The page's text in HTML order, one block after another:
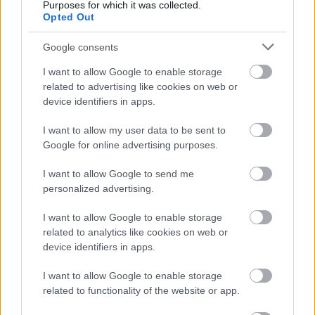
Purposes for which it was collected.
Opted Out
Google consents
I want to allow Google to enable storage
related to advertising like cookies on web or
device identifiers in apps.
I want to allow my user data to be sent to
Google for online advertising purposes.
I want to allow Google to send me
personalized advertising.
I want to allow Google to enable storage
related to analytics like cookies on web or
device identifiers in apps.
I want to allow Google to enable storage
related to functionality of the website or app.
be Prophecy Of Ragnarök lemezével, amit 2020-ban
követett azEmblas Sagacímű lemez. AKaunaz
Dagazklipjét itt nézhetjük meg:
A hármas a koncertet szervező Concerto Music